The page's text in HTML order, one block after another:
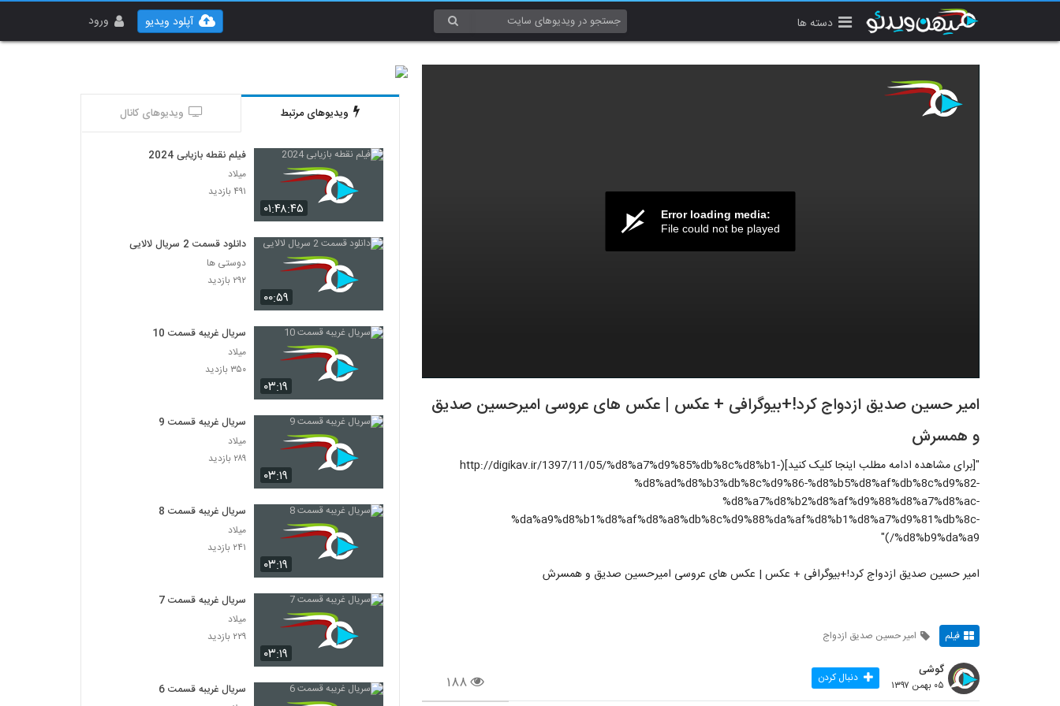
دسته ها ورود آپلود ویدیو
Error loading media:
File could not be played
امیر حسین صدیق ازدواج کرد!+بیوگرافی + عکس | عکس های عروسی امیرحسین صدیق
و همسرش
"[برای مشاهده ادامه مطلب اینجا کلیک کنید](http://digikav.ir/1397/11/05/%d8%a7%d9%85%db%8c%d8%b1-
%d8%ad%d8%b3%db%8c%d9%86-%d8%b5%d8%af%db%8c%d9%82-
%d8%a7%d8%b2%d8%af%d9%88%d8%a7%d8%ac-
%da%a9%d8%b1%d8%af%d8%a8%db%8c%d9%88%da%af%d8%b1%d8%a7%d9%81%db%8c-
%d8%b9%da%a9/)"
امیر حسین صدیق ازدواج کرد!+بیوگرافی + عکس | عکس های عروسی امیرحسین صدیق و همسرش
فیلم امیر حسین صدیق ازدواج
۱۸۸
گوشی
۰۵ بهمن ۱۳۹۷ دنبال کردن
ویدیوهای مرتبط ویدیوهای کانال
۰۱:۴۸:۴۵
فیلم نقطه بازیابی 2024
میلاد
۴۹۱ بازدید
۰۰:۵۹
دانلود قسمت 2 سریال لالایی
دوستی ها
۲۹۲ بازدید
۰۳:۱۹
سریال غریبه قسمت 10
میلاد
۳۵۰ بازدید
۰۳:۱۹
سریال غریبه قسمت 9
میلاد
۲۸۹ بازدید
۰۳:۱۹
سریال غریبه قسمت 8
میلاد
۲۴۱ بازدید
۰۳:۱۹
سریال غریبه قسمت 7
میلاد
۲۲۹ بازدید
سریال غریبه قسمت 6